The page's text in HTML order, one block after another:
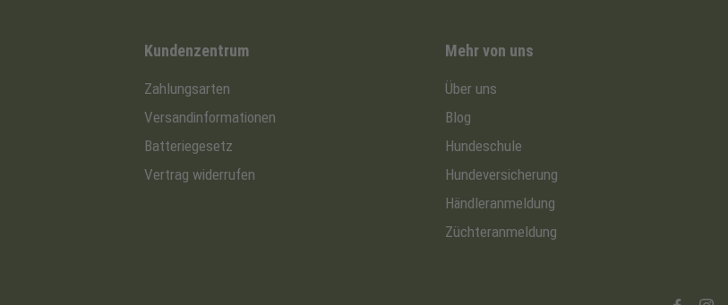
Kundenzentrum
Zahlungsarten
Versandinformationen
Batteriegesetz
Vertrag widerrufen
Mehr von uns
Über uns
Blog
Hundeschule
Hundeversicherung
Händleranmeldung
Züchteranmeldung